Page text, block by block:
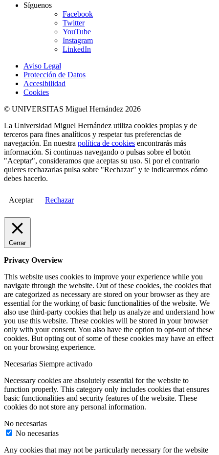
Síguenos
Facebook
Twitter
YouTube
Instagram
LinkedIn
Aviso Legal
Protección de Datos
Accesibilidad
Cookies
© UNIVERSITAS Miguel Hernández 2026
La Universidad Miguel Hernández utiliza cookies propias y de
terceros para fines analíticos y respetar tus preferencias de
navegación. En nuestra política de cookies encontrarás más
información. Si continuas navegando o pulsas sobre el botón
"Aceptar", consideramos que aceptas su uso. Si por el contrario
quieres rechazarlas pulsa sobre "Rechazar" y te indicaremos cómo
debes hacerlo.
Aceptar Rechazar
Cerrar
Privacy Overview
This website uses cookies to improve your experience while you
navigate through the website. Out of these cookies, the cookies that
are categorized as necessary are stored on your browser as they are
essential for the working of basic functionalities of the website. We
also use third-party cookies that help us analyze and understand how
you use this website. These cookies will be stored in your browser
only with your consent. You also have the option to opt-out of these
cookies. But opting out of some of these cookies may have an effect
on your browsing experience.
Necesarias Siempre activado
Necessary cookies are absolutely essential for the website to
function properly. This category only includes cookies that ensures
basic functionalities and security features of the website. These
cookies do not store any personal information.
No necesarias
No necesarias
Any cookies that may not be particularly necessary for the website